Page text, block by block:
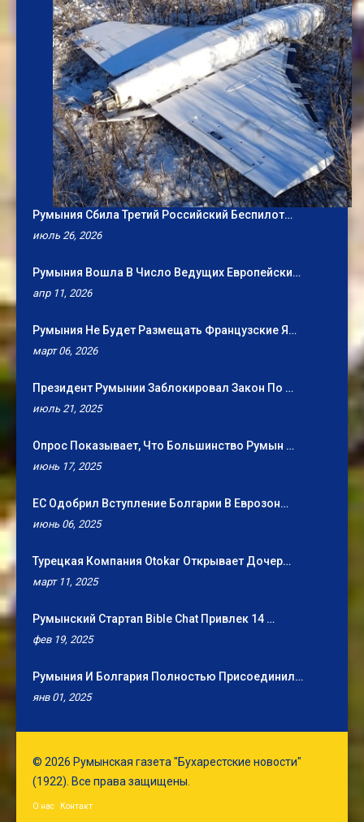
Румыния Сбила Третий Российский Беспилот…
июль 26, 2026
Румыния Вошла В Число Ведущих Европейски…
апр 11, 2026
Румыния Не Будет Размещать Французские Я…
март 06, 2026
Президент Румынии Заблокировал Закон По …
июль 21, 2025
Опрос Показывает, Что Большинство Румын …
июнь 17, 2025
ЕС Одобрил Вступление Болгарии В Еврозон…
июнь 06, 2025
Турецкая Компания Otokar Открывает Дочер…
март 11, 2025
Румынский Стартап Bible Chat Привлек 14 …
фев 19, 2025
Румыния И Болгария Полностью Присоединил…
янв 01, 2025
© 2026 Румынская газета "Бухарестские новости"
(1922). Все права защищены.
О нас Контакт